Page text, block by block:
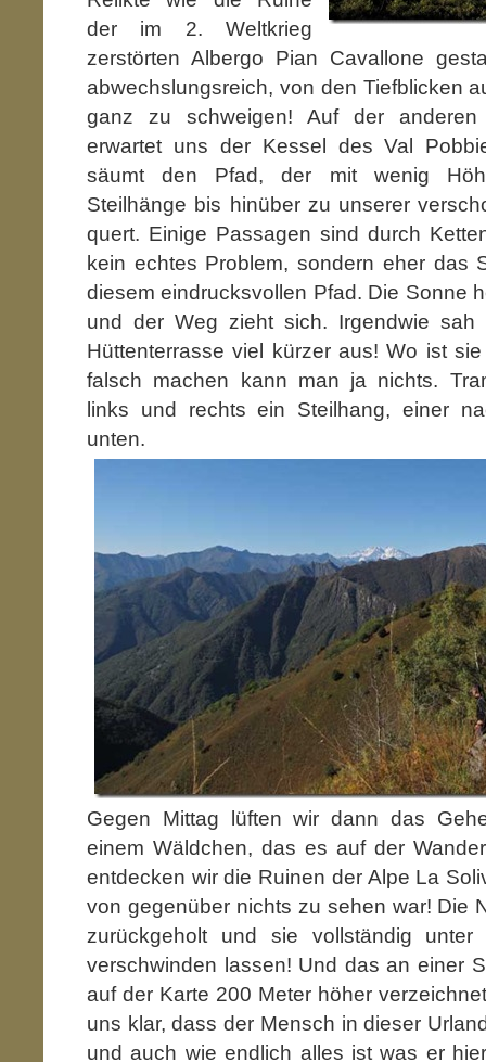
der im 2. Weltkrieg
zerstörten Albergo Pian Cavallone
abwechslungsreich, von den Tiefblicken
ganz zu schweigen! Auf der
erwartet uns der Kessel des Val
säumt den Pfad, der mit wenig
Steilhänge bis hinüber zu unserer
quert. Einige Passagen sind durch
kein echtes Problem, sondern eher das
diesem eindrucksvollen Pfad. Die Sonne
und der Weg zieht sich. Irgendwie
Hüttenterrasse viel kürzer aus! Wo ist
falsch machen kann man ja nichts.
links und rechts ein Steilhang, einer
unten.
Gegen Mittag lüften wir dann das
einem Wäldchen, das es auf der
entdecken wir die Ruinen der Alpe La
von gegenüber nichts zu sehen war! Die
zurückgeholt und sie vollständig
verschwinden lassen! Und das an einer
auf der Karte 200 Meter höher
uns klar, dass der Mensch in dieser
und auch wie endlich alles ist was er